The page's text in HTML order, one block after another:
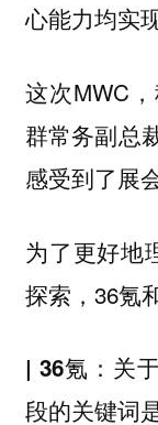
心能力均实
这次MWC
群常务副总
感受到了展
为了更好地
探索，36氪
| 36氪：关
段的关键词